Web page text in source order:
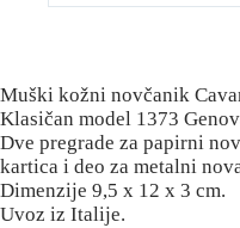
Muški kožni novčanik
Klasičan model 1373
Dve pregrade za papirni
kartica i deo za metalni
Dimenzije 9,5 x 12 x 3 cm.
Uvoz iz Italije.